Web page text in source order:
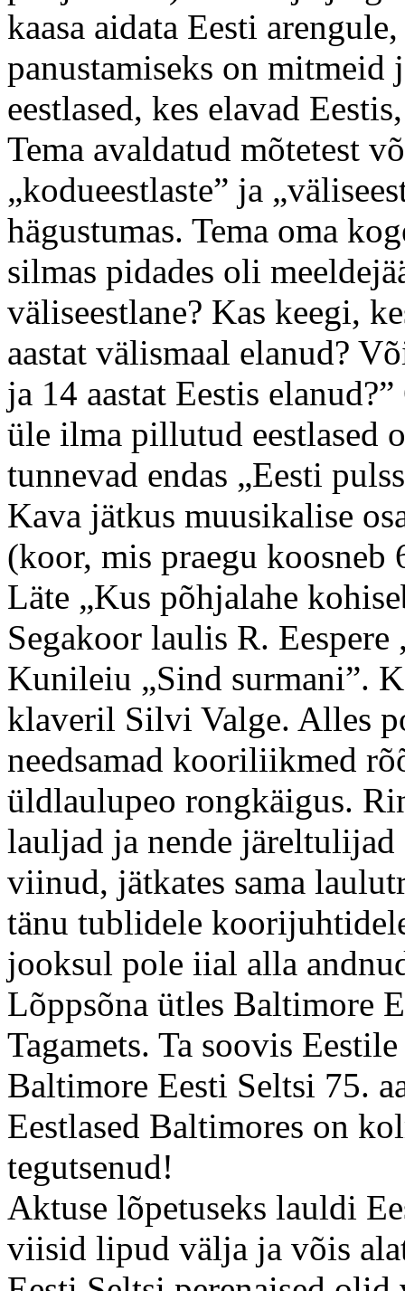
kaasa aidata Eesti
panustamiseks on mitmeid
eestlased, kes elavad
Tema avaldatud mõtetest
„kodueestlaste” ja
hägustumas. Tema oma
silmas pidades oli
väliseestlane? Kas keegi,
aastat välismaal elanud?
ja 14 aastat Eestis
üle ilma pillutud eestlased
tunnevad endas „Eesti
Kava jätkus muusikalise
(koor, mis praegu koosneb
Läte „Kus põhjalahe
Segakoor laulis R.
Kunileiu „Sind surmani”.
klaveril Silvi Valge. Alles
needsamad kooriliikmed
üldlaulupeo rongkäigus.
lauljad ja nende järeltulijad
viinud, jätkates sama
tänu tublidele
jooksul pole iial alla
Lõppsõna ütles Baltimore
Tagamets. Ta soovis
Baltimore Eesti Seltsi 75.
Eestlased Baltimores on
tegutsenud!
Aktuse lõpetuseks lauldi
viisid lipud välja ja võis